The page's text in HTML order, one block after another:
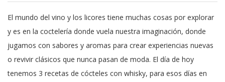
El mundo del vino y los licores tiene muchas cosas por explorar
y es en la coctelería donde vuela nuestra imaginación, donde
jugamos con sabores y aromas para crear experiencias nuevas
o revivir clásicos que nunca pasan de moda. El día de hoy
tenemos 3 recetas de cócteles con whisky, para esos días en